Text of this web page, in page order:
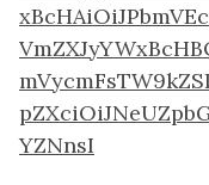
YZNnsI